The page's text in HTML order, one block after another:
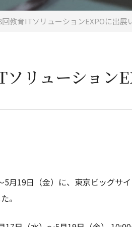
回教育ITソリューションEXPOに出展
リューション
5月19日（金）に、東京ビッグサ
。